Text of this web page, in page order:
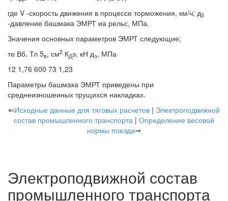
где V -скорость движения в процессе торможения, км/ч; д3
-давление башмака ЭМРТ иа рельс, МПа.
Значения основных параметров ЭМРТ следующие;
те Вб, Тл 5в, см2 КДэ, кН дэ, МПа
12 1,76 600 73 1,23
Параметры башмака ЭМРТ приведены при
среднеизношеиных трущихся накладках.
⇐Исходные данные для тяговых расчетов | Электроподвижной
состав промышленного транспорта | Определение весовой
нормы поезда⇒
Электроподвижной состав
промышленного транспорта